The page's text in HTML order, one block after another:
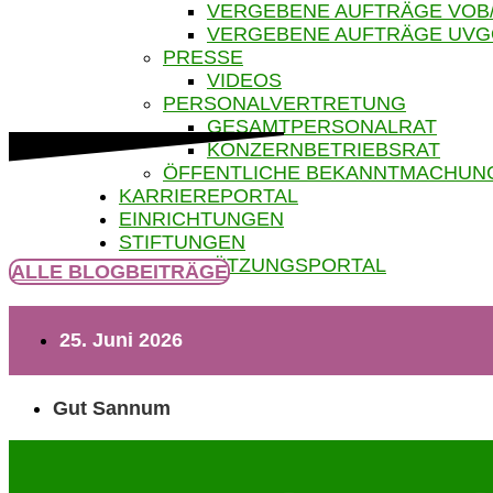
VERGEBENE AUFTRÄGE
VERGEBENE AUFTRÄGE
PRESSE
VIDEOS
PERSONALVERTRETUNG
GESAMTPERSONALRAT
KONZERNBETRIEBSRAT
ÖFFENTLICHE
KARRIEREPORTAL
EINRICHTUNGEN
STIFTUNGEN
UNTERSTÜTZUNGSPORTAL
ALLE BLOGBEITRÄGE
25. Juni 2026
Gut Sannum